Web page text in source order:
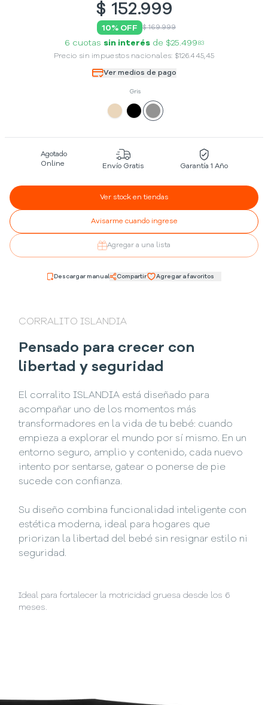
$ 152.999
10% OFF $ 169.999
6 cuotas sin interésde $25.499 83
Precio sin impuestos nacionales: $126.445,45
Ver medios de pago
Gris
Agotado
Online
Envío Gratis Garantía 1 Año
Ver stock en tiendas
Avisarme cuando ingrese
Agregar a una lista
Descargar manual Compartir Agregar a favoritos
CORRALITO ISLANDIA
Pensado para crecer con
libertad y seguridad
El corralito ISLANDIA está diseñado para
acompañar uno de los momentos más
transformadores en la vida de tu bebé: cuando
empieza a explorar el mundo por sí mismo. En un
entorno seguro, amplio y contenido, cada nuevo
intento por sentarse, gatear o ponerse de pie
sucede con confianza.
Su diseño combina funcionalidad inteligente con
estética moderna, ideal para hogares que
priorizan la libertad del bebé sin resignar estilo ni
seguridad.
Ideal para fortalecer la motricidad gruesa desde los 6
meses.